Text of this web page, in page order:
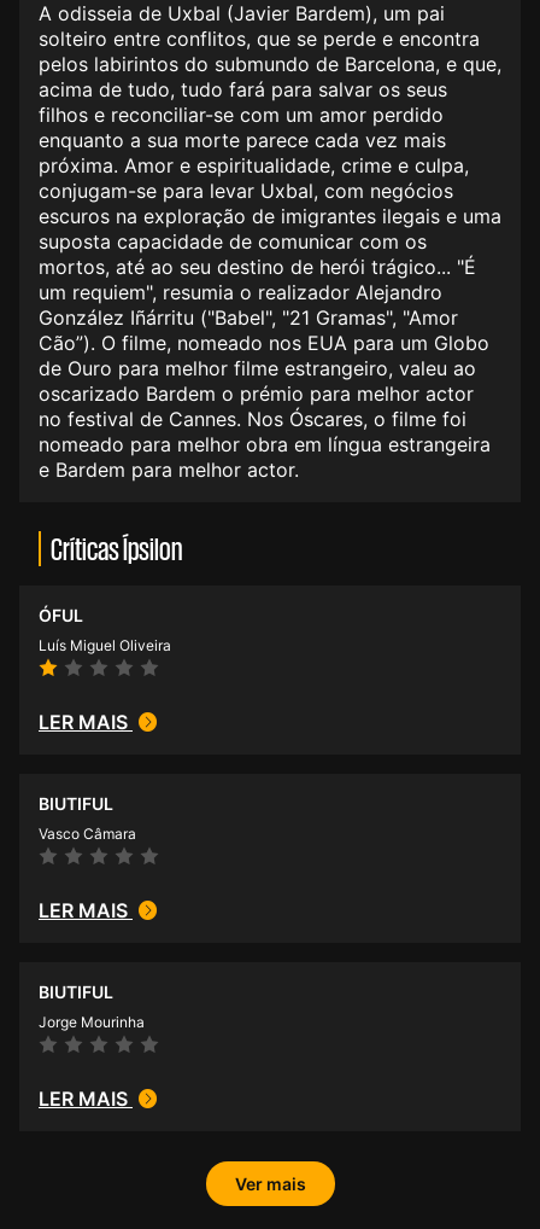
A odisseia de Uxbal (Javier Bardem), um pai
solteiro entre conflitos, que se perde e encontra
pelos labirintos do submundo de Barcelona, e que,
acima de tudo, tudo fará para salvar os seus
filhos e reconciliar-se com um amor perdido
enquanto a sua morte parece cada vez mais
próxima. Amor e espiritualidade, crime e culpa,
conjugam-se para levar Uxbal, com negócios
escuros na exploração de imigrantes ilegais e uma
suposta capacidade de comunicar com os
mortos, até ao seu destino de herói trágico... "É
um requiem", resumia o realizador Alejandro
González Iñárritu ("Babel", "21 Gramas", "Amor
Cão”). O filme, nomeado nos EUA para um Globo
de Ouro para melhor filme estrangeiro, valeu ao
oscarizado Bardem o prémio para melhor actor
no festival de Cannes. Nos Óscares, o filme foi
nomeado para melhor obra em língua estrangeira
e Bardem para melhor actor.
Críticas Ípsilon
ÓFUL
Luís Miguel Oliveira
LER MAIS
BIUTIFUL
Vasco Câmara
LER MAIS
BIUTIFUL
Jorge Mourinha
LER MAIS
Ver mais